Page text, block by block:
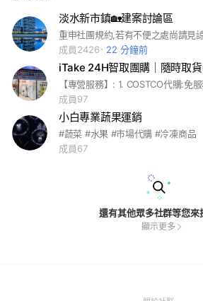
淡水新市鎮🏡建案討論區
成員2426
22 分鐘前
iTake 24H智取團購｜隨時取
成員97
小白專業蔬果運銷
#蔬菜 #水果 #市場代購 #冷凍商品
成員67
還有其他眾多社群等您來
顯示更多